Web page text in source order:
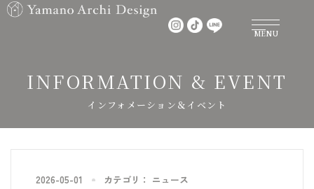
MENU
INFORMATION & EVENT​
インフォメーション＆イベント
2026-05-01 カテゴリ： ニュース